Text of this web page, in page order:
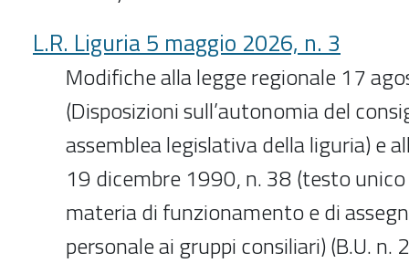
L.R. Liguria 5 maggio 2026, n. 3
Modifiche alla legge regionale 17
(Disposizioni sull’autonomia del
assemblea legislativa della liguria) e
19 dicembre 1990, n. 38 (testo
materia di funzionamento e di
personale ai gruppi consiliari) (B.U.